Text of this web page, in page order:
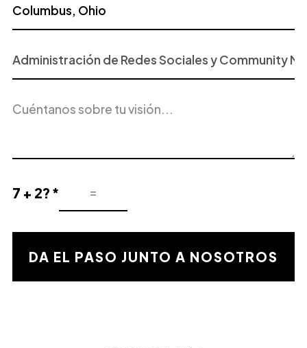
o
Servicio
Interés
del
7 + 2? *
Resultado
la
validación
DA EL PASO JUNTO A NOSOTROS